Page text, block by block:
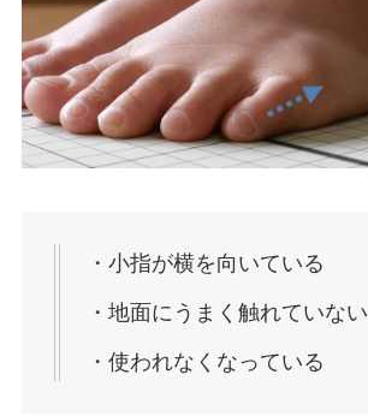
・小指が横を向いている
・地面にうまく触れていない
・使われなくなっている